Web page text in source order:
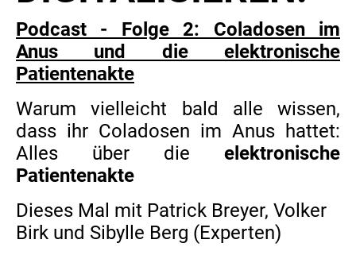
Podcast - Folge 2: Coladosen im
Anus und die elektronische
Patientenakte
Warum vielleicht bald alle wissen,
dass ihr Coladosen im Anus hattet:
Alles über die elektronische
Patientenakte
Dieses Mal mit Patrick Breyer, Volker
Birk und Sibylle Berg (Experten)